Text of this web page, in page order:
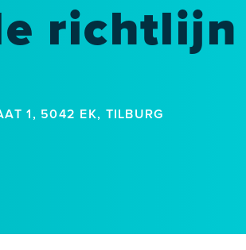
richtlijn
1, 5042 EK, TILBURG